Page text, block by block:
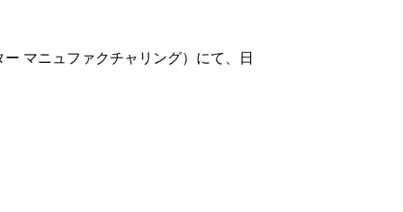
マニュファクチャリング）にて、日